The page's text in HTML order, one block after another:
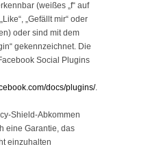
(weißes „f“ auf
„Gefällt mir“ oder
oder sind mit dem
gekennzeichnet. Die
Social Plugins
docs/plugins/.
Shield-Abkommen
eine Garantie, das
einzuhalten